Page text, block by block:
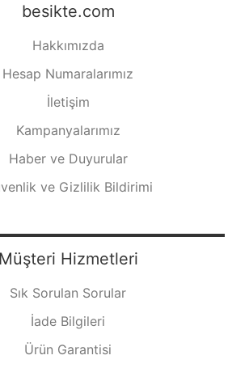
besikte.com
Hakkımızda
Hesap Numaralarımız
İletişim
Kampanyalarımız
Haber ve Duyurular
ve Gizlilik Bildirimi
Müşteri Hizmetleri
Sık Sorulan Sorular
İade Bilgileri
Ürün Garantisi